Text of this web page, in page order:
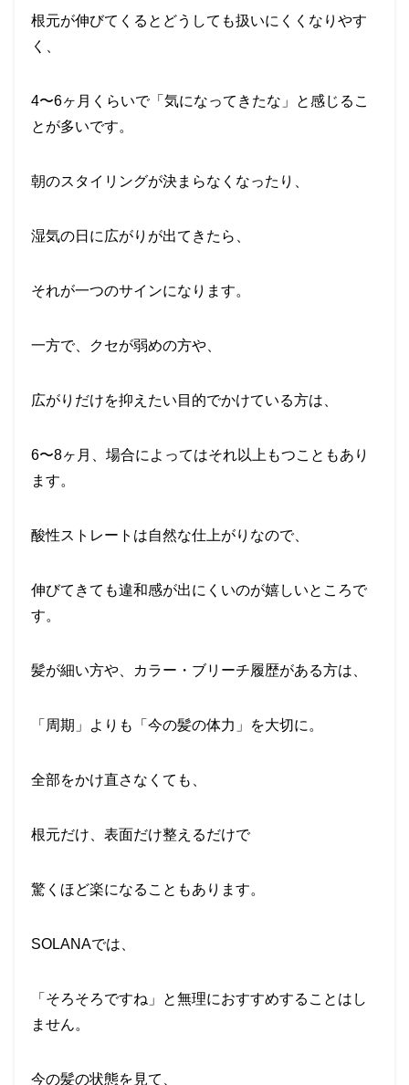
根元が伸びてくるとどうしても扱いにくくなりやす
く、
4〜6ヶ月くらいで「気になってきたな」と感じるこ
とが多いです。
朝のスタイリングが決まらなくなったり、
湿気の日に広がりが出てきたら、
それが一つのサインになります。
一方で、クセが弱めの方や、
広がりだけを抑えたい目的でかけている方は、
6〜8ヶ月、場合によってはそれ以上もつこともあり
ます。
酸性ストレートは自然な仕上がりなので、
伸びてきても違和感が出にくいのが嬉しいところで
す。
髪が細い方や、カラー・ブリーチ履歴がある方は、
「周期」よりも「今の髪の体力」を大切に。
全部をかけ直さなくても、
根元だけ、表面だけ整えるだけで
驚くほど楽になることもあります。
SOLANAでは、
「そろそろですね」と無理におすすめすることはし
ません。
今の髪の状態を見て、